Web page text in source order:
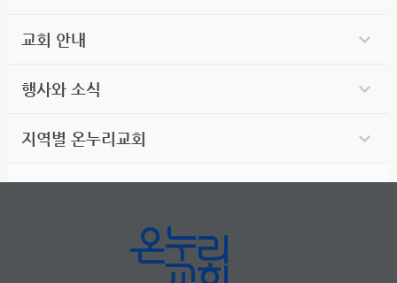
교회 안내
행사와 소식
지역별 온누리교회